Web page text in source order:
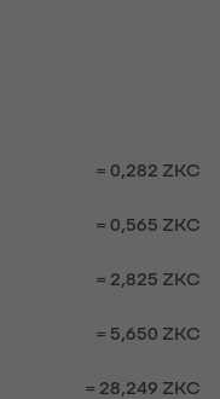
= 0,282 ZKC
= 0,565 ZKC
= 2,825 ZKC
= 5,650 ZKC
= 28,249 ZKC